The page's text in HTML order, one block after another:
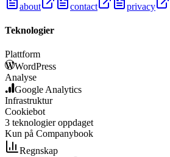
about contact privacy
Teknologier
Plattform
WordPress
Analyse
Google Analytics
Infrastruktur
Cookiebot
3 teknologier oppdaget
Kun på Companybook
Regnskap